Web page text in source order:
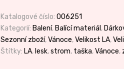
Katalogové číslo: 006251
Kategorií: Balení, Balící materiál ,
Sezonní zboží,Vánoce,Velikost LA,
Štítky: LA, lesk,strom, taška,Vánoce,